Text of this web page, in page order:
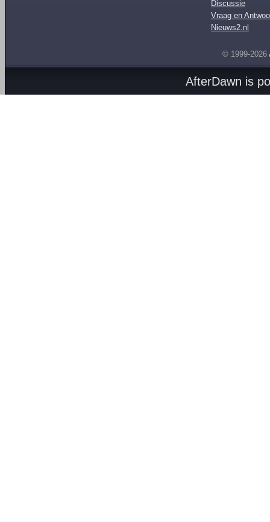
Discussie
Vraag en
Nieuws2.nl
© 1999-2026
AfterDawn is